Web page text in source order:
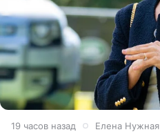
19 часов назад Елена Нужная